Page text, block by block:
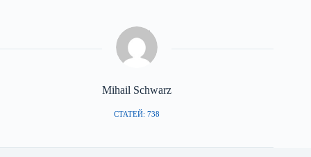
Mihail Schwarz
СТАТЕЙ: 738